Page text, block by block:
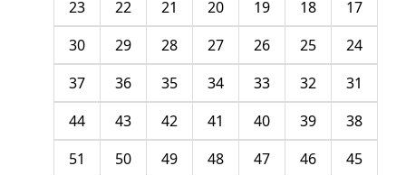
17
18
19
20
21
22
23
24
25
26
27
28
29
30
31
32
33
34
35
36
37
38
39
40
41
42
43
44
45
46
47
48
49
50
51